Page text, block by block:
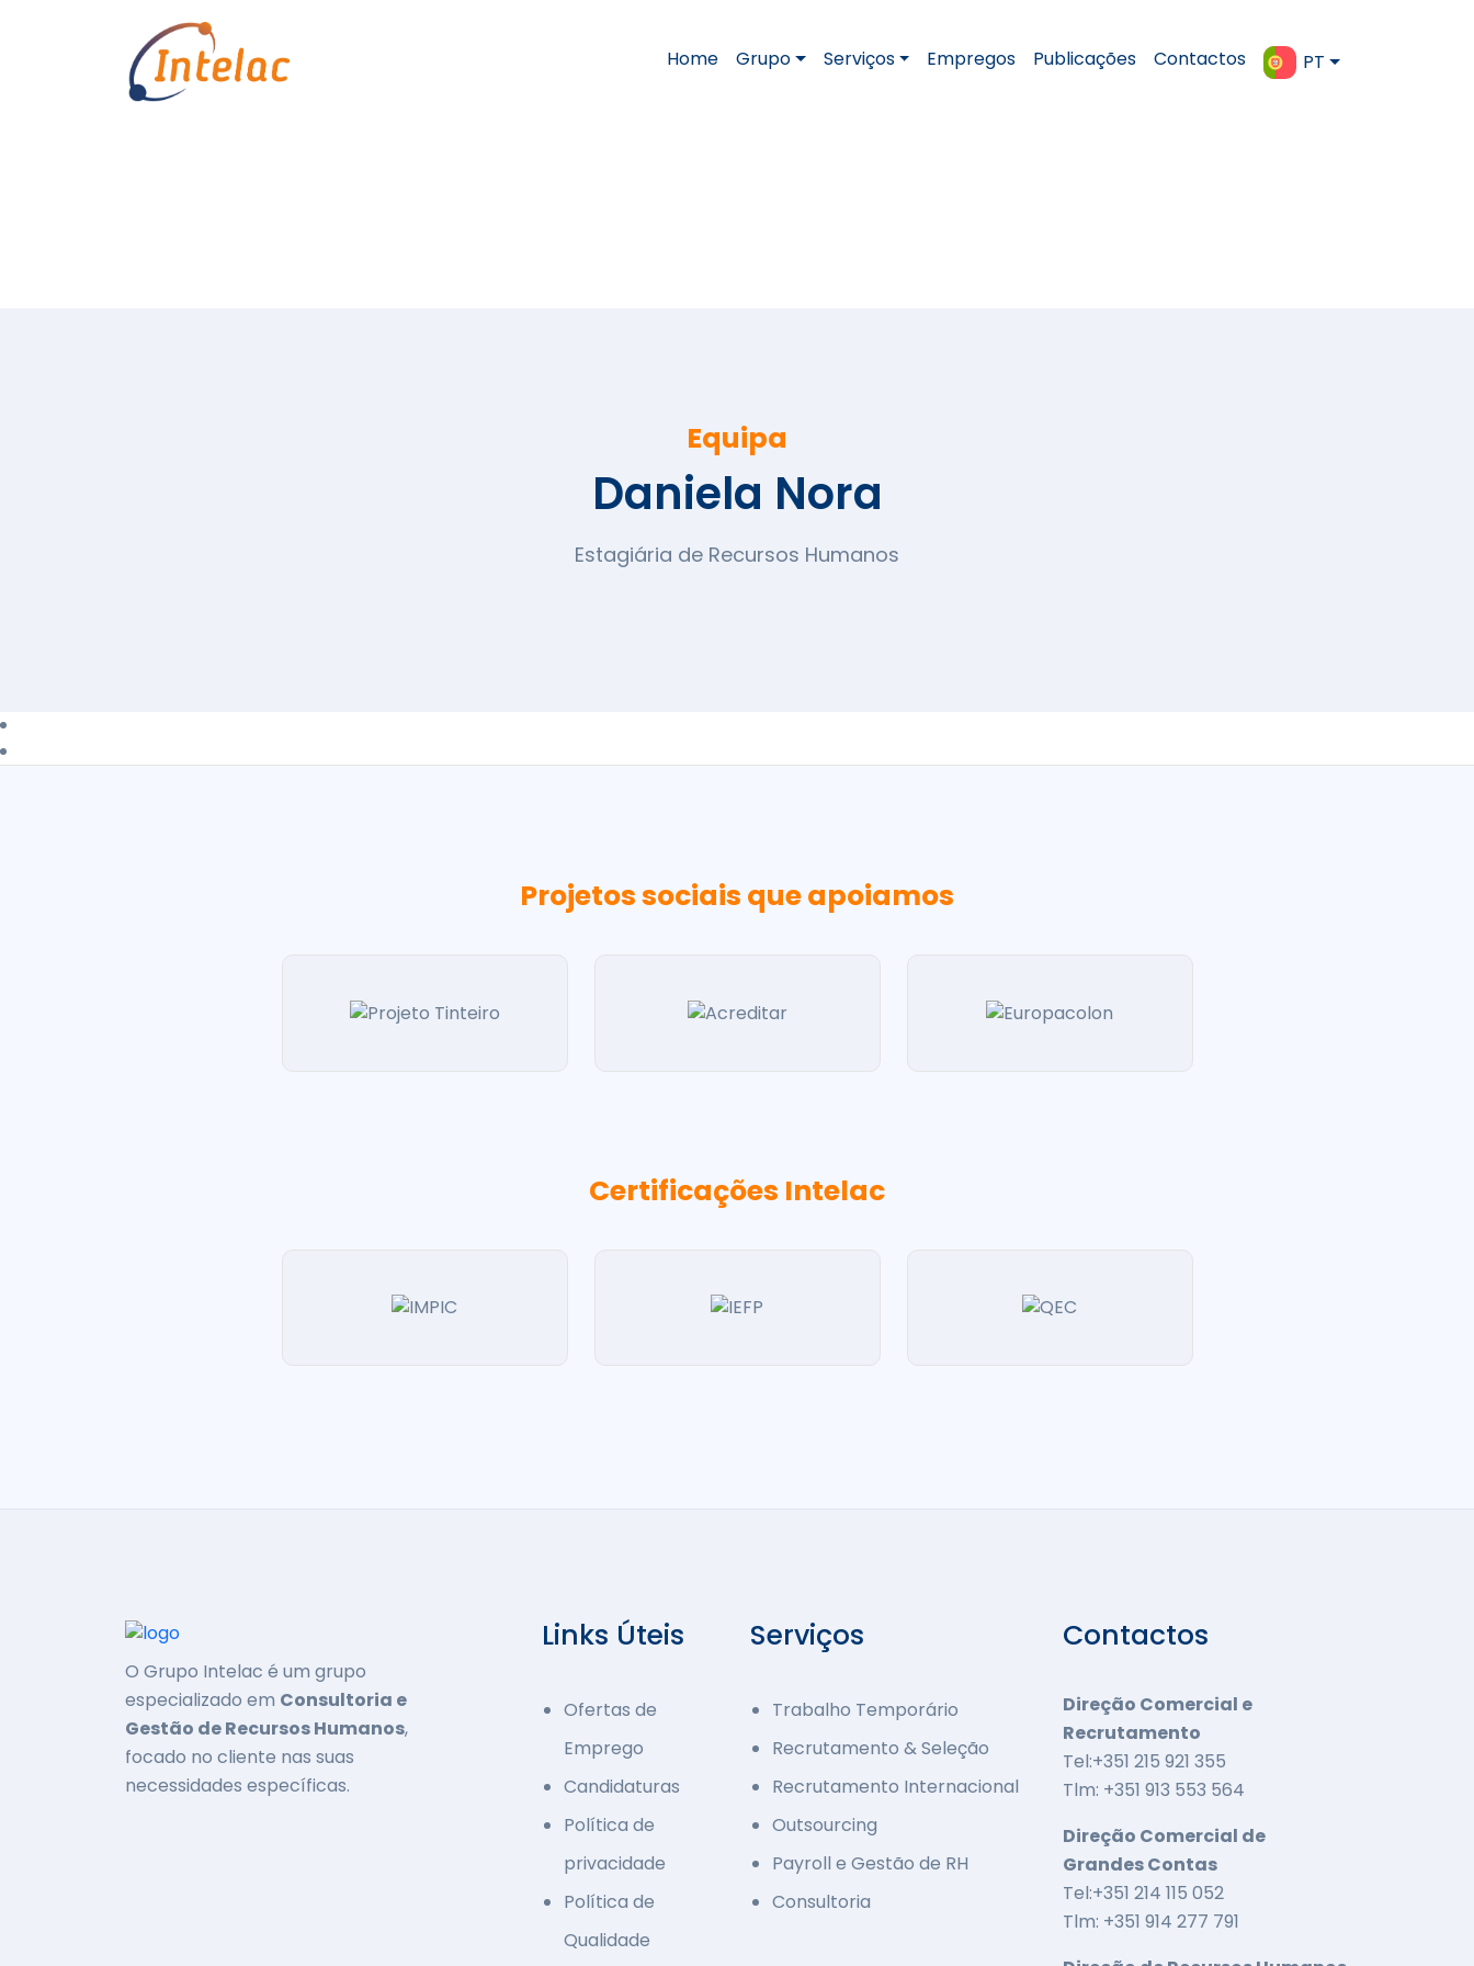
Home Grupo Serviços Empregos Publicações Contactos PT
Equipa
Daniela Nora
Estagiária de Recursos Humanos
Projetos sociais que apoiamos
Certificações Intelac
O Grupo Intelac é um grupo
especializado em Consultoria e
Gestão de Recursos Humanos,
focado no cliente nas suas
necessidades específicas.
Links Úteis
Ofertas de
Emprego
Candidaturas
Política de
privacidade
Política de
Qualidade
Serviços
Trabalho Temporário
Recrutamento & Seleção
Recrutamento Internacional
Outsourcing
Payroll e Gestão de RH
Consultoria
Contactos
Direção Comercial e
Recrutamento
Tel:+351 215 921 355
Tlm: +351 913 553 564
Direção Comercial de
Grandes Contas
Tel:+351 214 115 052
Tlm: +351 914 277 791